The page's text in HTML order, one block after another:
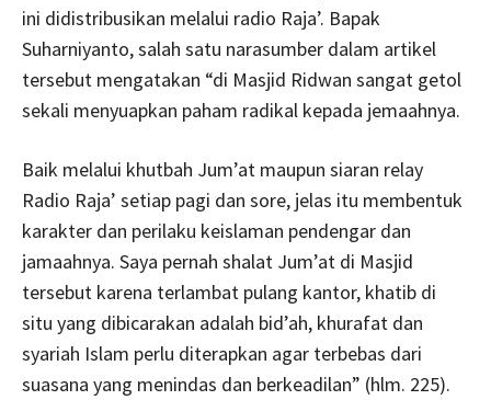
ini didistribusikan melalui radio Raja’. Bapak
Suharniyanto, salah satu narasumber dalam artikel
tersebut mengatakan “di Masjid Ridwan sangat getol
sekali menyuapkan paham radikal kepada jemaahnya.
Baik melalui khutbah Jum’at maupun siaran relay
Radio Raja’ setiap pagi dan sore, jelas itu membentuk
karakter dan perilaku keislaman pendengar dan
jamaahnya. Saya pernah shalat Jum’at di Masjid
tersebut karena terlambat pulang kantor, khatib di
situ yang dibicarakan adalah bid’ah, khurafat dan
syariah Islam perlu diterapkan agar terbebas dari
suasana yang menindas dan berkeadilan” (hlm. 225).